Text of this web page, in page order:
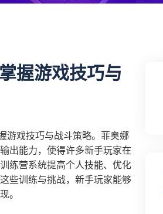
握游戏技巧与
游戏技巧与战斗策略。菲奥娜
出能力，使得许多新手玩家在
练营系统提高个人技能、优化
些训练与挑战，新手玩家能够
。